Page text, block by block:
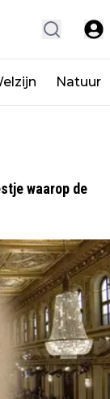
Natuur
waarop de